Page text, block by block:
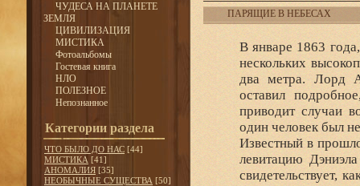
ЧУДЕСА НА ПЛАНЕТЕ
ЗЕМЛЯ
ЦИВИЛИЗАЦИЯ
МИСТИКА
Фотоальбомы
Гостевая книга
НЛО
ПОЛЕЗНОЕ
Непознанное
Категории раздела
ЧТО БЫЛО ДО НАС [44]
МИСТИКА [41]
АНОМАЛИЯ [35]
НЕОБЫЧНЫЕ СУЩЕСТВА [50]
ПАРЯЩИЕ В НЕБЕСАХ
В январе 1863
нескольких
два метра. Лорд
оставил
приводит случаи
один человек был
Известный в
левитацию
свидетельствует,